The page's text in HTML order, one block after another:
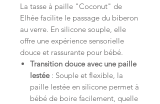
La tasse à paille "Coconut" de
Elhée facilite le passage du biberon
au verre. En silicone souple, elle
offre une expérience sensorielle
douce et rassurante pour bébé.
Transition douce avec une paille
lestée : Souple et flexible, la
paille lestée en silicone permet à
bébé de boire facilement, quelle